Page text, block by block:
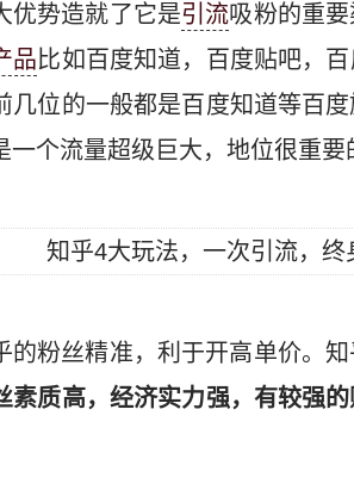
优势造就了它是引流吸粉的重
品 比如百度知道，百度贴吧，
几位的一般都是百度知道等百
一个流量超级巨大，地位很重要
的粉丝精准，利于开高单价。知
素质高，经济实力强，有较强